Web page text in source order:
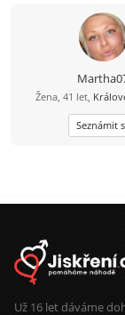
Žena, 41 let,
Seznámit
Už 16 let dáváme